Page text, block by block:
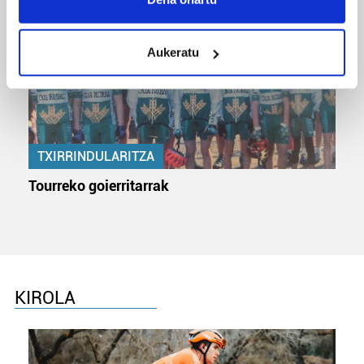
Identify your device by actively scanning it for
specific characteristics (fingerprinting)
Find out more about how your personal data is processed
and set your preferences in thedetails section
Guk eta gure bazkideek zure datu pertsonalak
teknologia erabiliz, cookieak adibidez, iragarki eta eduki
Bazkide batzuek ez dizute baimenik eskatzen, eta beren
interes komertzial legitimoetan babesten dira. Ikusi gure
bazkideen zerrenda, beren ustez zein helburutarako
Aukeratu
TXIRRINDULARITZA
Tourreko goierritarrak
KIROLA